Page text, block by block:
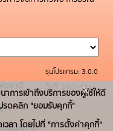
งชาติ
ข้อมูลภาค
รุ่นโปรแกรม: 3.0.0
วันที่: 2025-05-
19
การเข้าถึงบริการของผู้ใช้ให้ดี
รดคลิก "ยอมรับคุกกี้"
ลา โดยไปที่ "การตั้งค่าคุกกี้"
x